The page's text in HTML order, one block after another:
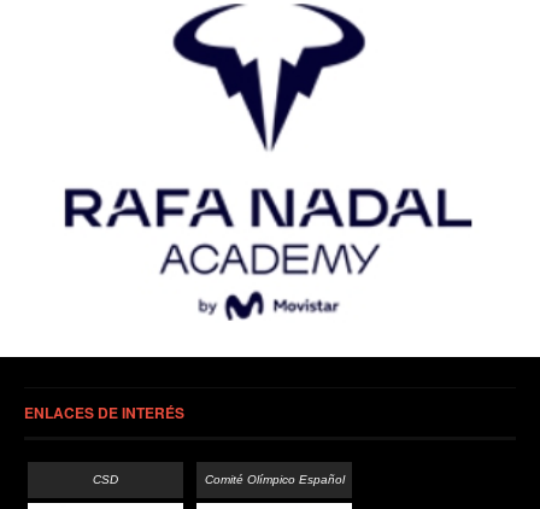
ENLACES DE INTERÉS
CSD Comité Olímpico Español